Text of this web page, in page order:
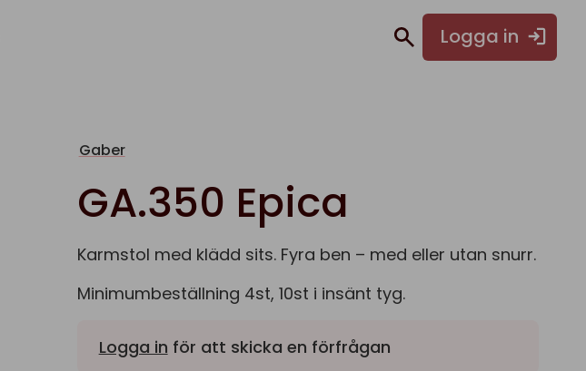
Logga in
Gaber
GA.350 Epica
Karmstol med klädd sits. Fyra ben – med eller utan snurr.
Minimumbeställning 4st, 10st i insänt tyg.
Logga in för att skicka en förfrågan